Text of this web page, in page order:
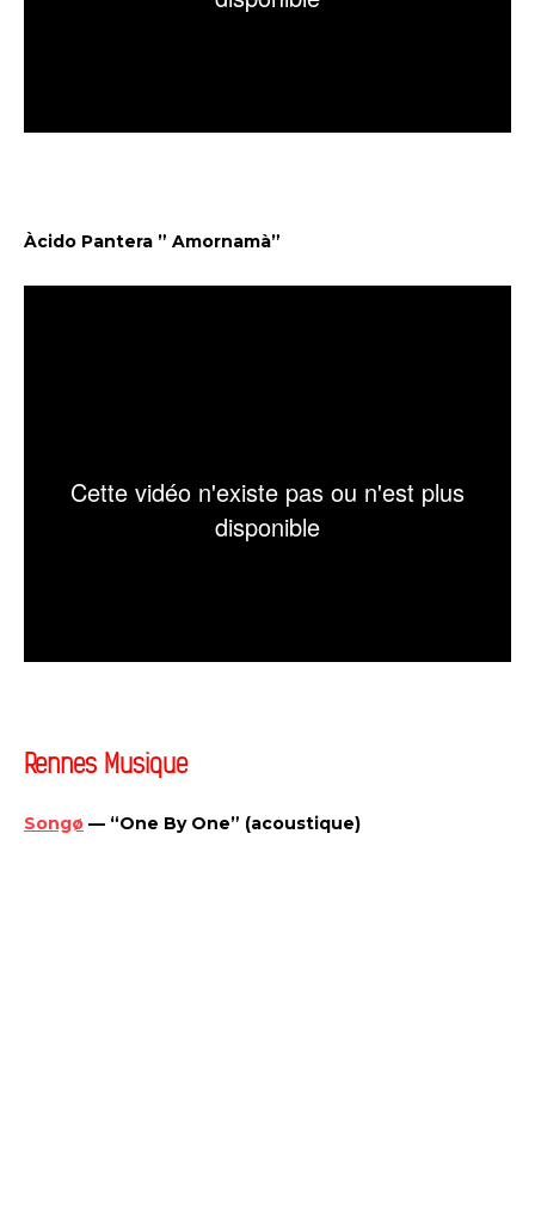
Àcido Pantera ” Amornamà”
Rennes Musique
Songø — “One By One” (acoustique)